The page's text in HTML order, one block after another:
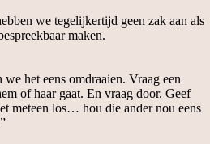
we tegelijkertijd geen zak aan als
maken.
het eens omdraaien. Vraag een
of haar gaat. En vraag door. Geef
meteen los… hou die ander nou eens